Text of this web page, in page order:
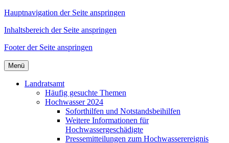
Hauptnavigation der Seite anspringen
Inhaltsbereich der Seite anspringen
Footer der Seite anspringen
Menü
Landratsamt
Häufig gesuchte Themen
Hochwasser 2024
Soforthilfen und Notstandsbeihilfen
Weitere Informationen für
Hochwassergeschädigte
Pressemitteilungen zum Hochwasserereignis